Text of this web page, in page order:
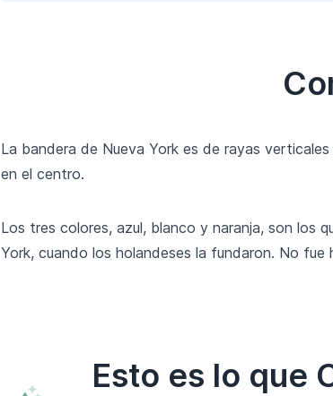
La bandera de Nueva York es de rayas
en el centro.
Los tres colores, azul, blanco y naranja, son los
York, cuando los holandeses la fundaron. No
Esto es lo que